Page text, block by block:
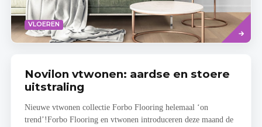
VLOEREN
Lees
meer
Novilon vtwonen: aardse en stoere
uitstraling
Nieuwe vtwonen collectie Forbo Flooring helemaal ‘on
trend’!Forbo Flooring en vtwonen introduceren deze maand de